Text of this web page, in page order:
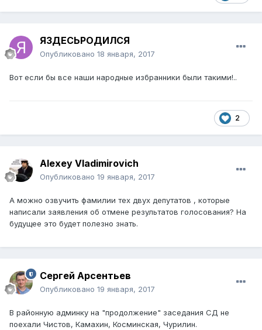
ЯЗДЕСЬРОДИЛСЯ
Опубликовано 18 января, 2017
Вот если бы все наши народные избранники были такими!..
2
Alexey Vladimirovich
Опубликовано 19 января, 2017
А можно озвучить фамилии тех двух депутатов , которые
написали заявления об отмене результатов голосования? На
будущее это будет полезно знать.
Сергей Арсентьев
Опубликовано 19 января, 2017
В районную админку на "продолжение" заседания СД не
поехали Чистов, Камахин, Косминская, Чурилин.